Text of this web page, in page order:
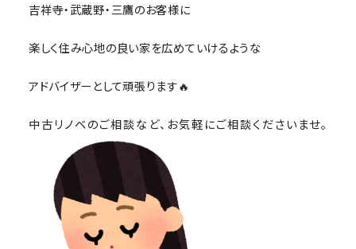
吉祥寺・武蔵野・三鷹のお客様に
楽しく住み心地の良い家を広めていけるような
アドバイザーとして頑張ります🔥
中古リノベのご相談など、お気軽にご相談くださいませ。